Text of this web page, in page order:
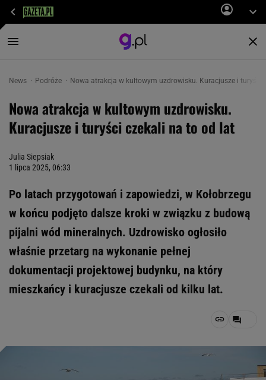
News Podróże Nowa atrakcja w kultowym uzdrowisku. Kuracjusze i turyści
Nowa atrakcja w kultowym uzdrowisku.
Kuracjusze i turyści czekali na to od lat
Julia Siepsiak
1 lipca 2025, 06:33
Po latach przygotowań i zapowiedzi, w Kołobrzegu
w końcu podjęto dalsze kroki w związku z budową
pijalni wód mineralnych. Uzdrowisko ogłosiło
właśnie przetarg na wykonanie pełnej
dokumentacji projektowej budynku, na który
mieszkańcy i kuracjusze czekali od kilku lat.